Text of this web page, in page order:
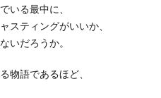
いる最中に、
スティングがいいか、
いだろうか。
物語であるほど、